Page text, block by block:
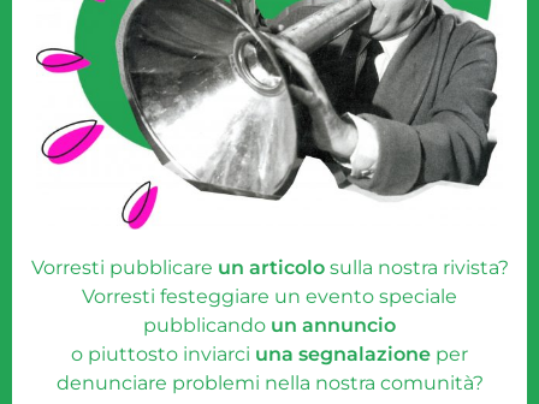
Vorresti pubblicare un articolosulla nostra rivista?
Vorresti festeggiare un evento speciale
pubblicando un annuncio
o piuttosto inviarci una segnalazione per
denunciare problemi nella nostra comunità?